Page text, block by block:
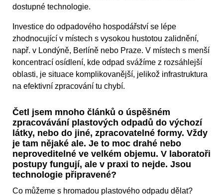
dostupné technologie.
Investice do odpadového hospodářství se lépe
zhodnocující v místech s vysokou hustotou zalidnění,
např. v Londýně, Berlíně nebo Praze. V místech s menší
koncentrací osídlení, kde odpad svážíme z rozsáhlejší
oblasti, je situace komplikovanější, jelikož infrastruktura
na efektivní zpracování tu chybí.
Četl jsem mnoho článků o úspěšném
zpracovávání plastových odpadů do výchozí
látky, nebo do jiné, zpracovatelné formy. Vždy
je tam nějaké ale. Je to moc drahé nebo
neproveditelné ve velkém objemu. V laboratoři
postupy fungují, ale v praxi to nejde. Jsou
technologie připravené?
Co můžeme s hromadou plastového odpadu dělat?